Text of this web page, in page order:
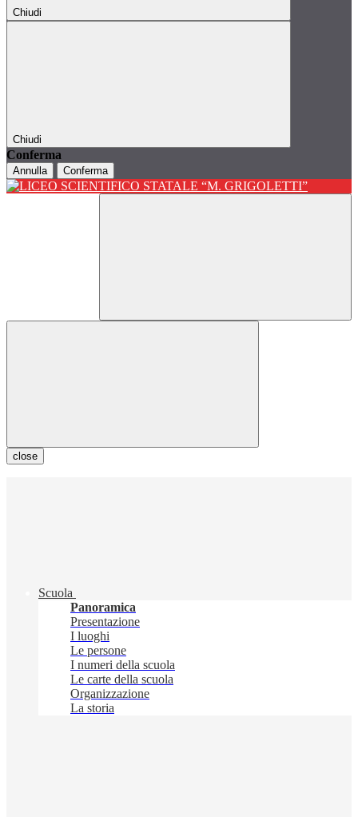
Chiudi
Chiudi
Conferma
Annulla Conferma
close
Scuola
Panoramica
Presentazione
I luoghi
Le persone
I numeri della scuola
Le carte della scuola
Organizzazione
La storia